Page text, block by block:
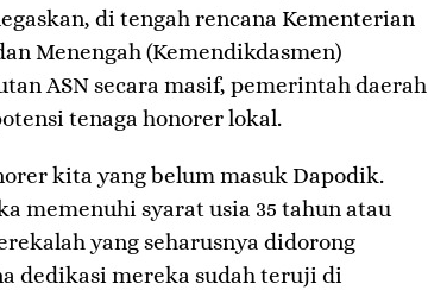
di tengah rencana Kementerian
Menengah (Kemendikdasmen)
ASN secara masif, pemerintah daerah
tenaga honorer lokal.
kita yang belum masuk Dapodik.
memenuhi syarat usia 35 tahun atau
yang seharusnya didorong
dedikasi mereka sudah teruji di